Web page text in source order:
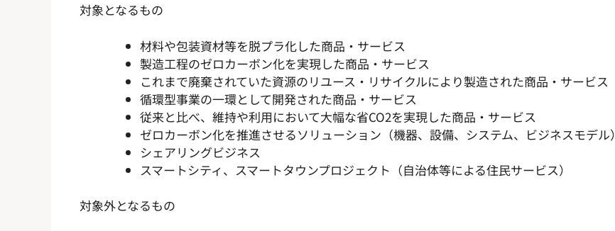
対象となるもの
材料や包装資材等を脱プラ化した商品・サービス
製造工程のゼロカーボン化を実現した商品・サービス
これまで廃棄されていた資源のリユース・リサイクルにより製造された商品・サービス
循環型事業の一環として開発された商品・サービス
従来と比べ、維持や利用において大幅な省CO2を実現した商品・サービス
ゼロカーボン化を推進させるソリューション（機器、設備、システム、ビジネスモデル）
シェアリングビジネス
スマートシティ、スマートタウンプロジェクト（自治体等による住民サービス）
対象外となるもの